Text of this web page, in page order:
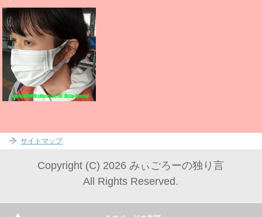
サイトマップ
Copyright (C) 2026 みぃごろーの独り言
All Rights Reserved.